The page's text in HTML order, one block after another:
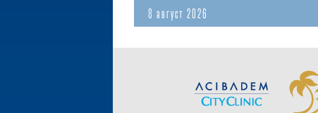
8 август 2026